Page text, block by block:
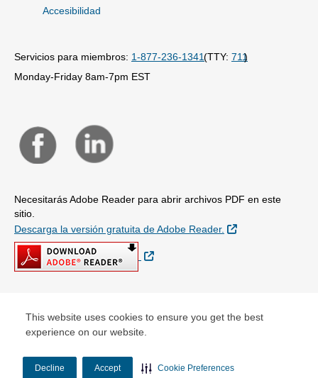
This website uses cookies to ensure you get the best
experience on our website.
Decline Accept Cookie Preferences
Accesibilidad
Servicios para miembros: 1-877-236-1341(TTY: 711)
Monday-Friday 8am-7pm EST
Necesitarás Adobe Reader para abrir archivos PDF en este
sitio.
Descarga la versión gratuita de Adobe Reader.
Sitio Externo
Sitio Externo
© Copyright 2026